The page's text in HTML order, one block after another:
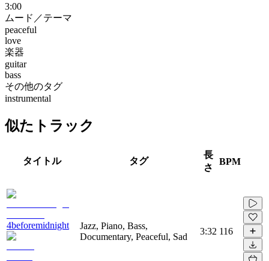
3:00
ムード／テーマ
peaceful
love
楽器
guitar
bass
その他のタグ
instrumental
似たトラック
タイトル タグ
長
さ
BPM
4beforemidnight
Jazz, Piano, Bass,
Documentary, Peaceful, Sad
3:32 116